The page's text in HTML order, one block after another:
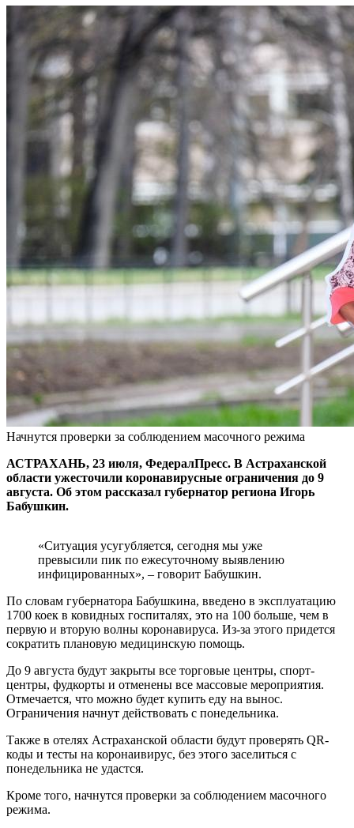
Начнутся проверки за соблюдением масочного режима
АСТРАХАНЬ, 23 июля, ФедералПресс. В Астраханской
области ужесточили коронавирусные ограничения до 9
августа. Об этом рассказал губернатор региона Игорь
Бабушкин.
«Ситуация усугубляется, сегодня мы уже
превысили пик по ежесуточному выявлению
инфицированных», – говорит Бабушкин.
По словам губернатора Бабушкина, введено в эксплуатацию
1700 коек в ковидных госпиталях, это на 100 больше, чем в
первую и вторую волны коронавируса. Из-за этого придется
сократить плановую медицинскую помощь.
До 9 августа будут закрыты все торговые центры, спорт-
центры, фудкорты и отменены все массовые мероприятия.
Отмечается, что можно будет купить еду на вынос.
Ограничения начнут действовать с понедельника.
Также в отелях Астраханской области будут проверять QR-
коды и тесты на коронаивирус, без этого заселиться с
понедельника не удастся.
Кроме того, начнутся проверки за соблюдением масочного
режима.